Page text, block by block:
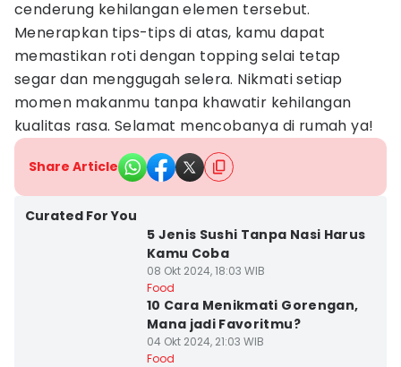
cenderung kehilangan elemen tersebut.
Menerapkan tips-tips di atas, kamu dapat
memastikan roti dengan topping selai tetap
segar dan menggugah selera. Nikmati setiap
momen makanmu tanpa khawatir kehilangan
kualitas rasa. Selamat mencobanya di rumah ya!
Share Article
Curated For You
5 Jenis Sushi Tanpa Nasi Harus
Kamu Coba
08 Okt 2024, 18:03 WIB
Food
10 Cara Menikmati Gorengan,
Mana jadi Favoritmu?
04 Okt 2024, 21:03 WIB
Food